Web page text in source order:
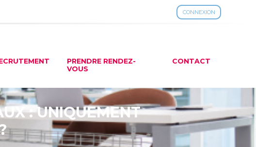
CONNEXION
PRENDRE RENDEZ-
VOUS
CONTACT
: UNIQUEMENT